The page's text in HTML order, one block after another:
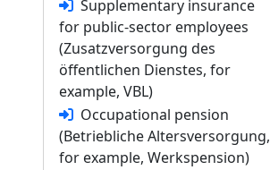
Supplementary insurance
for public-sector employees
(Zusatzversorgung des
öffentlichen Dienstes, for
example, VBL)
Occupational pension
(Betriebliche Altersversorgung,
for example, Werkspension)